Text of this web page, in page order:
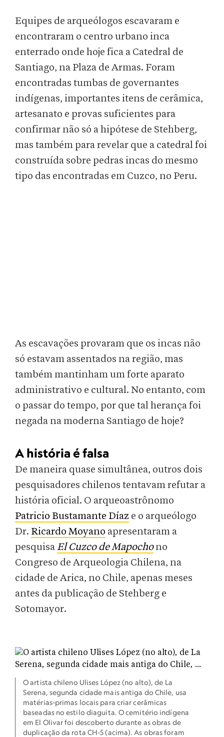
Equipes de arqueólogos escavaram e
encontraram o centro urbano inca
enterrado onde hoje fica a Catedral de
Santiago, na Plaza de Armas. Foram
encontradas tumbas de governantes
indígenas, importantes itens de cerâmica,
artesanato e provas suficientes para
confirmar não só a hipótese de Stehberg,
mas também para revelar que a catedral foi
construída sobre pedras incas do mesmo
tipo das encontradas em Cuzco, no Peru.
As escavações provaram que os incas não
só estavam assentados na região, mas
também mantinham um forte aparato
administrativo e cultural. No entanto, com
o passar do tempo, por que tal herança foi
negada na moderna Santiago de hoje?
A história é falsa
De maneira quase simultânea, outros dois
pesquisadores chilenos tentavam refutar a
história oficial. O arqueoastrônomo
Patricio Bustamante Díaz e o arqueólogo
Dr. Ricardo Moyano apresentaram a
pesquisaEl Cuzco de Mapocho no
Congreso de Arqueologia Chilena, na
cidade de Arica, no Chile, apenas meses
antes da publicação de Stehberg e
Sotomayor.
O artista chileno Ulises López (no alto), de La
Serena, segunda cidade mais antiga do Chile, usa
matérias-primas locais para criar cerâmicas
baseadas no estilo diaguita. O cemitério indígena
em El Olivar foi descoberto durante as obras de
duplicação da rota CH-5 (acima). As obras foram